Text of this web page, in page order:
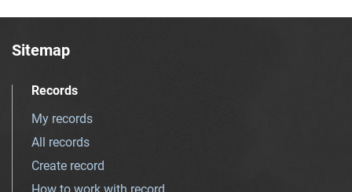
Sitemap
Records
My records
All records
Create record
How to work with record